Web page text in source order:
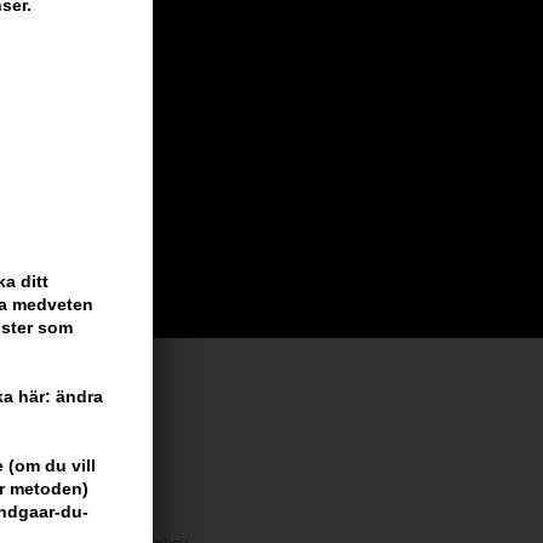
ditt
medveten
som
här: ändra
(om du vill
metoden)
du-